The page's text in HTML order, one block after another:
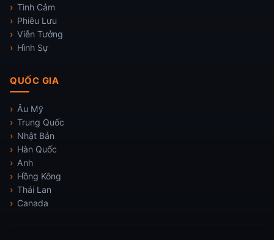
Tình Cảm
Phiêu Lưu
Viễn Tưởng
Hình Sự
QUỐC GIA
Âu Mỹ
Trung Quốc
Nhật Bản
Hàn Quốc
Anh
Hồng Kông
Thái Lan
Canada